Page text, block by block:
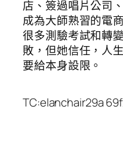
店、簽過唱片公司
成為大師熟習的電
很多測驗考試和轉
敗，但她信任，人
要給本身設限。
TC:elanchair29a